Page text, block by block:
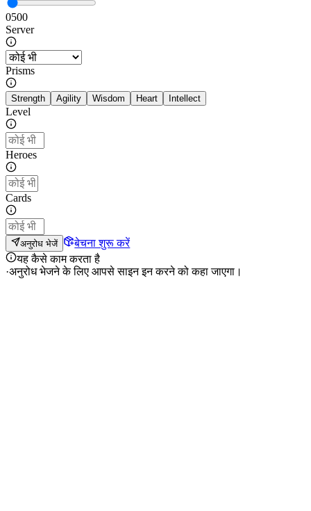
0500
Server
Prisms
Strength Agility Wisdom Heart Intellect
Level
Heroes
Cards
अनुरोध भेजें
बेचना शुरू करें
यह कैसे काम करता है
·अनुरोध भेजने के लिए आपसे साइन इन करने को कहा जाएगा।